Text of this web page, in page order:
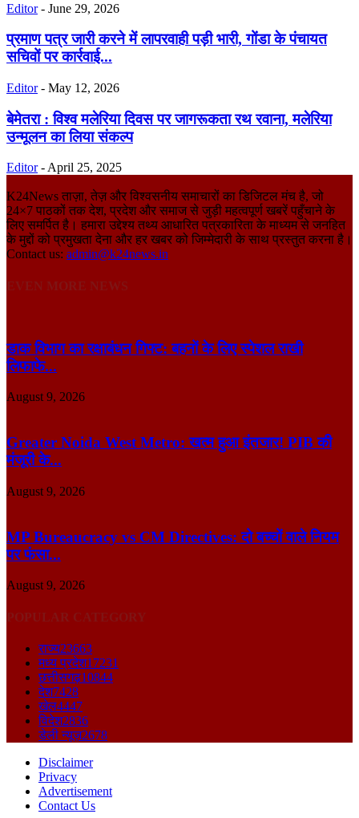
Editor - June 29, 2026
प्रमाण पत्र जारी करने में लापरवाही पड़ी भारी, गोंडा के पंचायत
सचिवों पर कार्रवाई...
Editor - May 12, 2026
बेमेतरा : विश्व मलेरिया दिवस पर जागरूकता रथ रवाना, मलेरिया
उन्मूलन का लिया संकल्प
Editor -April 25, 2025
K24News ताज़ा, तेज़ और विश्वसनीय समाचारों का डिजिटल मंच है, जो
24×7 पाठकों तक देश, प्रदेश और समाज से जुड़ी महत्वपूर्ण खबरें पहुँचाने के
लिए समर्पित है। हमारा उद्देश्य तथ्य आधारित पत्रकारिता के माध्यम से जनहित
के मुद्दों को प्रमुखता देना और हर खबर को जिम्मेदारी के साथ प्रस्तुत करना है।
Contact us: admin@k24news.in
डाक विभाग का रक्षाबंधन गिफ्ट: बहनों के लिए स्पेशल राखी
लिफाफे...
August 9, 2026
Greater Noida West Metro: खत्म हुआ इंतजार! PIB की
मंजूरी के...
August 9, 2026
MP Bureaucracy vs CM Directives: दो बच्चों वाले नियम
पर फंसा...
August 9, 2026
राज्य23663
मध्य प्रदेश17231
छत्तीसगढ़10844
देश7428
खेल4447
विदेश2836
डेली न्यूज़2678
Disclaimer
Privacy
Advertisement
Contact Us